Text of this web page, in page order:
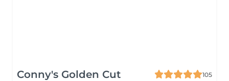
Conny's Golden Cut
105